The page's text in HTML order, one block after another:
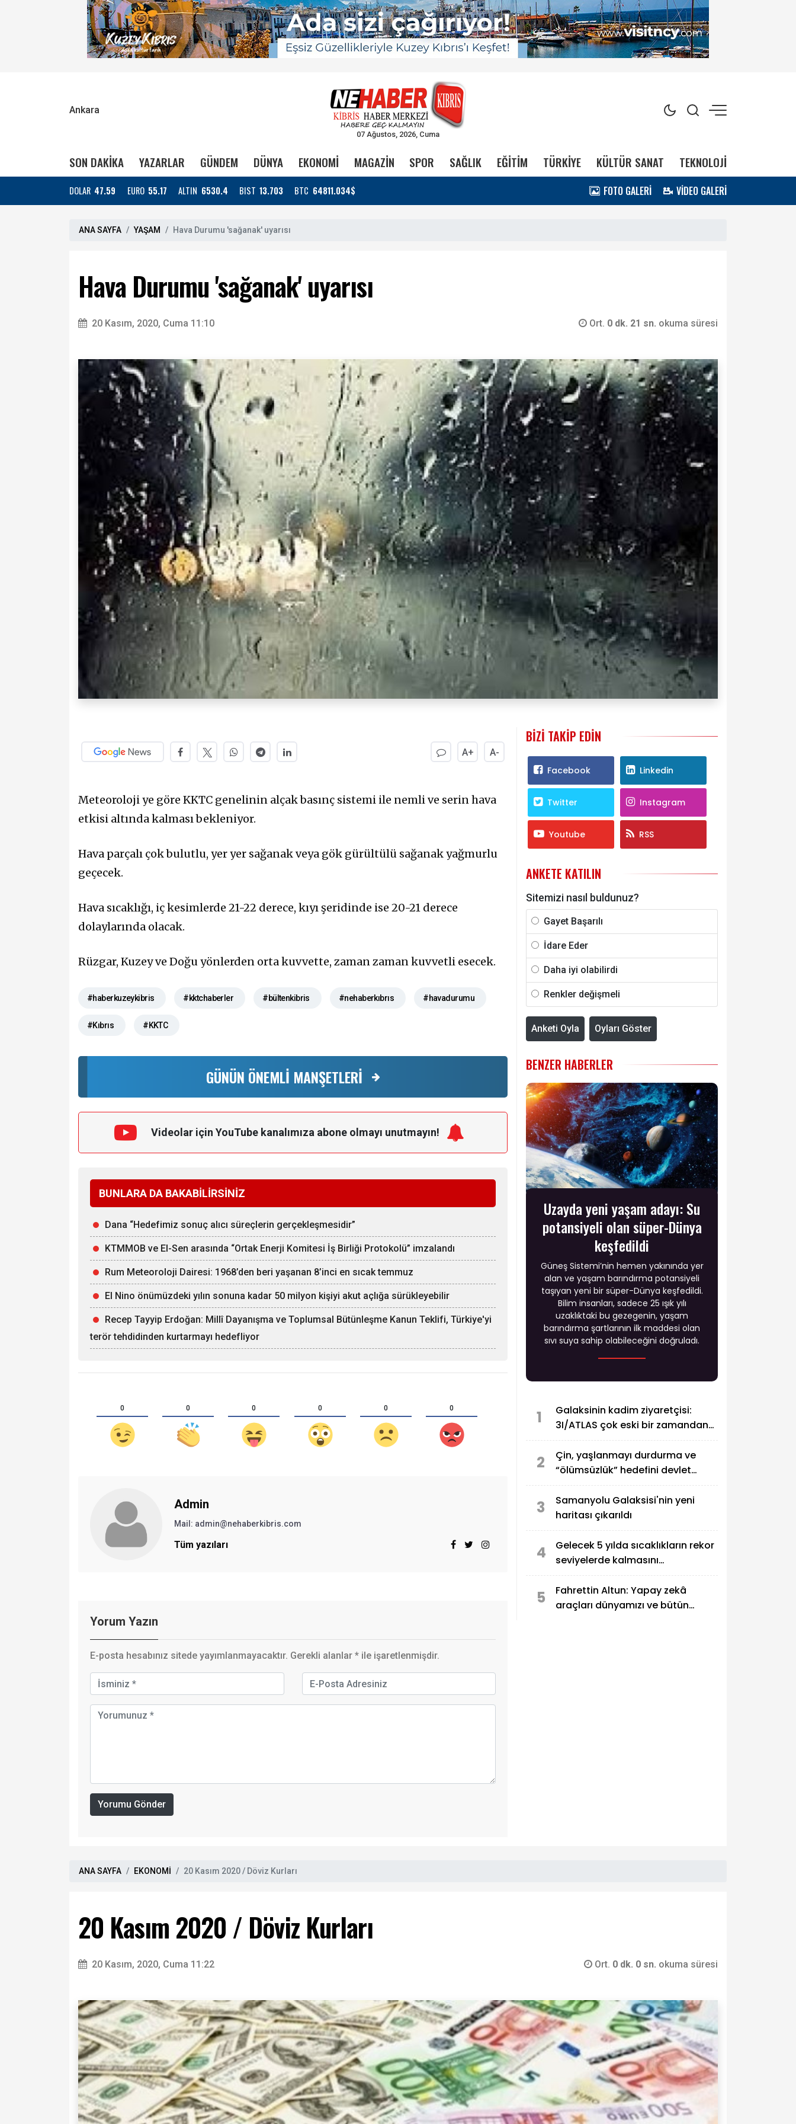
Ankara
07 Ağustos, 2026, Cuma
SON DAKİKA YAZARLAR GÜNDEM DÜNYA EKONOMİ MAGAZİN SPOR SAĞLIK EĞİTİM TÜRKİYE KÜLTÜR SANAT TEKNOLOJİ
DOLAR 47.59 EURO 55.17 ALTIN 6530.4 BIST 13.703 BTC 64811.034$ FOTO GALERİ VİDEO GALERİ
ANA SAYFA YAŞAM Hava Durumu 'sağanak' uyarısı
Hava Durumu 'sağanak' uyarısı
20 Kasım, 2020, Cuma 11:10 Ort. 0 dk. 21 sn. okuma süresi
A+ A-
Meteoroloji ye göre KKTC genelinin alçak basınç sistemi ile nemli ve serin hava
etkisi altında kalması bekleniyor.
Hava parçalı çok bulutlu, yer yer sağanak veya gök gürültülü sağanak yağmurlu
geçecek.
Hava sıcaklığı, iç kesimlerde 21-22 derece, kıyı şeridinde ise 20-21 derece
dolaylarında olacak.
Rüzgar, Kuzey ve Doğu yönlerden orta kuvvette, zaman zaman kuvvetli esecek.
#haberkuzeykibris #kktchaberler #bültenkibris #nehaberkıbrıs #havadurumu
#Kıbrıs #KKTC
GÜNÜN ÖNEMLİ MANŞETLERİ
Videolar için YouTube kanalımıza abone olmayı unutmayın!
BUNLARA DA BAKABİLİRSİNİZ
Dana “Hedefimiz sonuç alıcı süreçlerin gerçekleşmesidir”
KTMMOB ve El-Sen arasında “Ortak Enerji Komitesi İş Birliği Protokolü” imzalandı
Rum Meteoroloji Dairesi: 1968’den beri yaşanan 8’inci en sıcak temmuz
El Nino önümüzdeki yılın sonuna kadar 50 milyon kişiyi akut açlığa sürükleyebilir
Recep Tayyip Erdoğan: Millî Dayanışma ve Toplumsal Bütünleşme Kanun Teklifi, Türkiye'yi
terör tehdidinden kurtarmayı hedefliyor
0 0 0 0 0 0
Admin
Mail: admin@nehaberkibris.com
Tüm yazıları
Yorum Yazın
E-posta hesabınız sitede yayımlanmayacaktır. Gerekli alanlar * ile işaretlenmişdir.
Yorumu Gönder
BIZI TAKIP EDIN
Facebook Linkedin
Twitter Instagram
Youtube RSS
ANKETE KATILIN
Sitemizi nasıl buldunuz?
Gayet Başarılı
İdare Eder
Daha iyi olabilirdi
Renkler değişmeli
Anketi Oyla Oyları Göster
BENZER HABERLER
Uzayda yeni yaşam adayı: Su
potansiyeli olan süper-Dünya
keşfedildi
Güneş Sistemi’nin hemen yakınında yer
alan ve yaşam barındırma potansiyeli
taşıyan yeni bir süper-Dünya keşfedildi.
Bilim insanları, sadece 25 ışık yılı
uzaklıktaki bu gezegenin, yaşam
barındırma şartlarının ilk maddesi olan
sıvı suya sahip olabileceğini doğruladı.
1
Galaksinin kadim ziyaretçisi:
3I/ATLAS çok eski bir zamandan
2
Çin, yaşlanmayı durdurma ve
“ölümsüzlük” hedefini devlet
3
Samanyolu Galaksisi'nin yeni
haritası çıkarıldı
4
Gelecek 5 yılda sıcaklıkların rekor
seviyelerde kalmasını
5
Fahrettin Altun: Yapay zekâ
araçları dünyamızı ve bütün
ANA SAYFA EKONOMİ 20 Kasım 2020 / Döviz Kurları
20 Kasım 2020 / Döviz Kurları
20 Kasım, 2020, Cuma 11:22 Ort. 0 dk. 0 sn. okuma süresi